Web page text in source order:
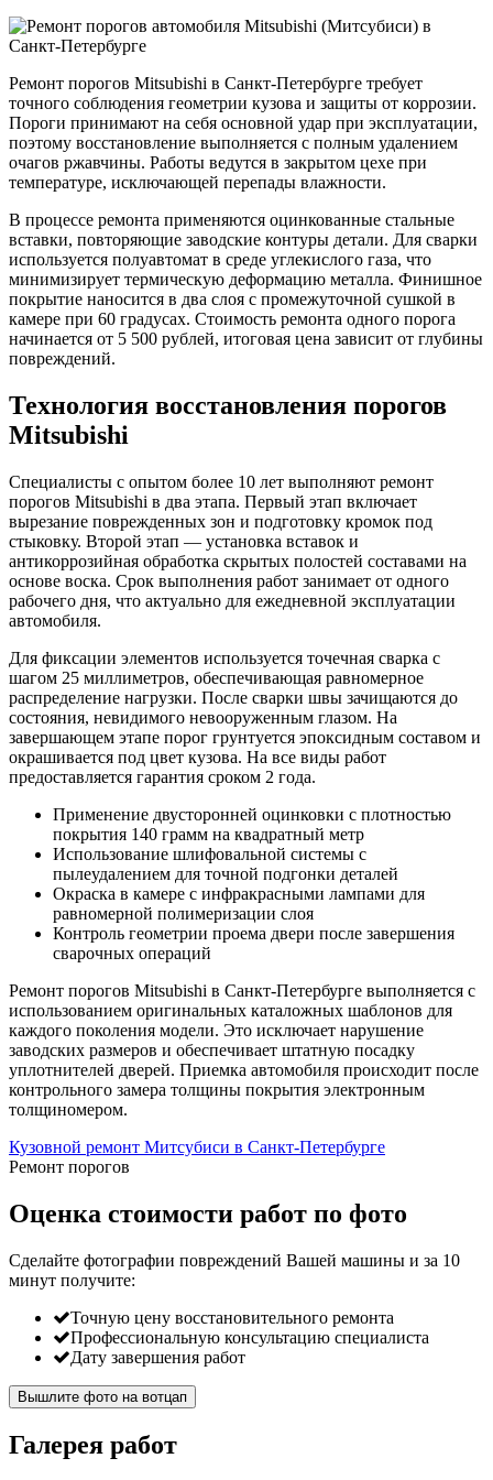
Ремонт порогов Mitsubishi в Санкт-Петербурге требует
точного соблюдения геометрии кузова и защиты от коррозии.
Пороги принимают на себя основной удар при эксплуатации,
поэтому восстановление выполняется с полным удалением
очагов ржавчины. Работы ведутся в закрытом цехе при
температуре, исключающей перепады влажности.
В процессе ремонта применяются оцинкованные стальные
вставки, повторяющие заводские контуры детали. Для сварки
используется полуавтомат в среде углекислого газа, что
минимизирует термическую деформацию металла. Финишное
покрытие наносится в два слоя с промежуточной сушкой в
камере при 60 градусах. Стоимость ремонта одного порога
начинается от 5 500 рублей, итоговая цена зависит от глубины
повреждений.
Технология восстановления порогов
Mitsubishi
Специалисты с опытом более 10 лет выполняют ремонт
порогов Mitsubishi в два этапа. Первый этап включает
вырезание поврежденных зон и подготовку кромок под
стыковку. Второй этап — установка вставок и
антикоррозийная обработка скрытых полостей составами на
основе воска. Срок выполнения работ занимает от одного
рабочего дня, что актуально для ежедневной эксплуатации
автомобиля.
Для фиксации элементов используется точечная сварка с
шагом 25 миллиметров, обеспечивающая равномерное
распределение нагрузки. После сварки швы зачищаются до
состояния, невидимого невооруженным глазом. На
завершающем этапе порог грунтуется эпоксидным составом и
окрашивается под цвет кузова. На все виды работ
предоставляется гарантия сроком 2 года.
Применение двусторонней оцинковки с плотностью
покрытия 140 грамм на квадратный метр
Использование шлифовальной системы с
пылеудалением для точной подгонки деталей
Окраска в камере с инфракрасными лампами для
равномерной полимеризации слоя
Контроль геометрии проема двери после завершения
сварочных операций
Ремонт порогов Mitsubishi в Санкт-Петербурге выполняется с
использованием оригинальных каталожных шаблонов для
каждого поколения модели. Это исключает нарушение
заводских размеров и обеспечивает штатную посадку
уплотнителей дверей. Приемка автомобиля происходит после
контрольного замера толщины покрытия электронным
толщиномером.
Кузовной ремонт Митсубиси в Санкт-Петербурге
Ремонт порогов
Оценка стоимости работ по фото
Сделайте фотографии повреждений Вашей машины и за 10
минут получите:
Точную цену восстановительного ремонта
Профессиональную консультацию специалиста
Дату завершения работ
Вышлите фото на вотцап
Галерея работ